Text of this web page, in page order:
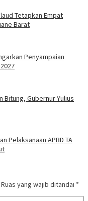
Tetapkan Empat
Barat
Penyampaian
Bitung, Gubernur Yulius
Pelaksanaan APBD TA
Ruas yang wajib ditandai *